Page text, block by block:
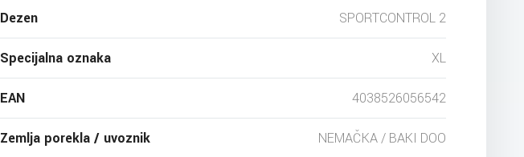
Dezen SPORTCONTROL 2
Specijalna oznaka XL
EAN 4038526056542
Zemlja porekla / uvoznik NEMAČKA / BAKI DOO